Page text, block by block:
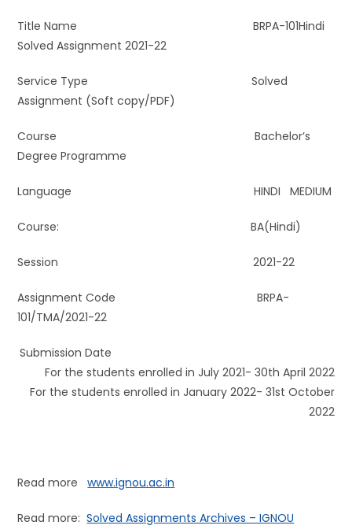
Title Name BRPA-101Hindi
Solved Assignment 2021-22
Service Type Solved
Assignment (Soft copy/PDF)
Course Bachelor’s
Degree Programme
Language HINDI MEDIUM
Course: BA(Hindi)
Session 2021-22
Assignment Code BRPA-
101/TMA/2021-22
Submission Date
For the students enrolled in July 2021- 30th April 2022
For the students enrolled in January 2022- 31st October
2022
Read morewww.ignou.ac.in
Read more:Solved Assignments Archives – IGNOU